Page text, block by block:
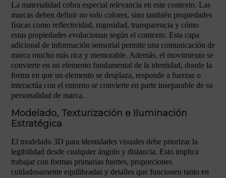
La materialidad cobra especial relevancia en este contexto. Las
marcas deben definir no solo colores, sino también propiedades
físicas como reflectividad, rugosidad, transparencia y cómo
estas propiedades evolucionan según el contexto. Esta capa
adicional de información sensorial permite una comunicación de
marca mucho más rica y memorable. Además, el movimiento se
convierte en un elemento fundamental de la identidad, donde la
forma en que un elemento se desplaza, responde a fuerzas o
interactúa con el entorno se convierte en parte inseparable de su
personalidad de marca.
Modelado, Texturización e Iluminación
Estratégica
El modelado 3D para identidades visuales debe priorizar la
legibilidad desde cualquier ángulo y distancia. Esto implica
trabajar con formas primarias fuertes, proporciones
cuidadosamente equilibradas y detalles que funcionen tanto en